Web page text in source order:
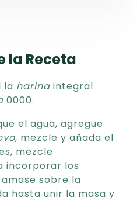
la Receta
la harina integral
0000.
el agua, agregue
, mezcle y añada el
mezcle
incorporar los
sobre la
hasta unir la masa y